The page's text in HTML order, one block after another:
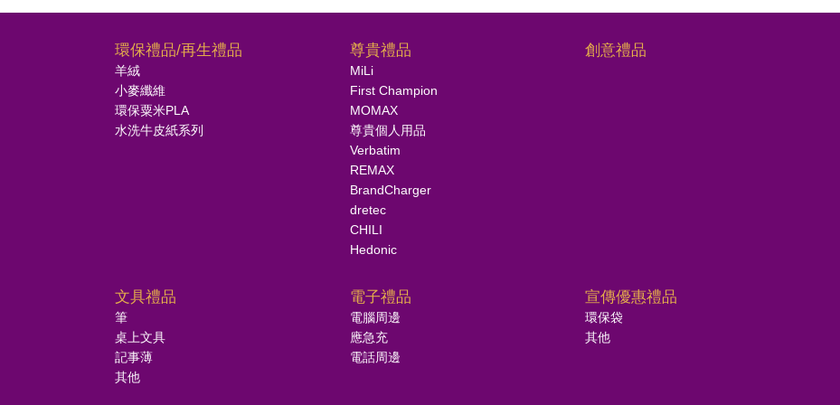
環保禮品/再生禮品
羊絨
小麥纖維
環保粟米PLA
水洗牛皮紙系列
尊貴禮品
MiLi
First Champion
MOMAX
尊貴個人用品
Verbatim
REMAX
BrandCharger
dretec
CHILI
Hedonic
創意禮品
文具禮品
筆
桌上文具
記事薄
其他
電子禮品
電腦周邊
應急充
電話周邊
宣傳優惠禮品
環保袋
其他